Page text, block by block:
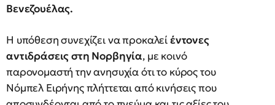
Βενεζουέλας.
Η υπόθεση συνεχίζει να προκαλείέντονες
αντιδράσεις στη Νορβηγία, με κοινό
παρονομαστή την ανησυχία ότι το κύρος του
Νόμπελ Ειρήνης πλήττεται από κινήσεις που